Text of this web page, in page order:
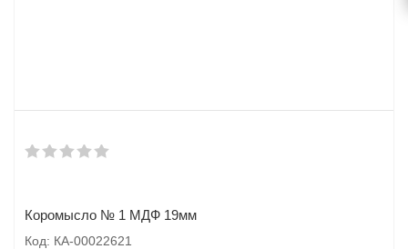
Коромысло № 1 МДФ 19мм
Код: КА-00022621